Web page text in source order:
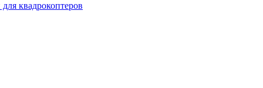
для квадрокоптеров